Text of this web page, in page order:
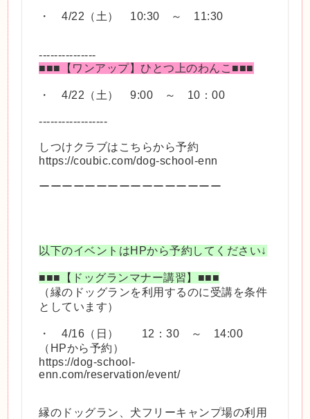
・ 4/22（土） 10:30 ～ 11:30
---------------
■■■【ワンアップ】ひとつ上のわんこ■■■
・ 4/22（土） 9:00 ～ 10：00
------------------
しつけクラブはこちらから予約
https://coubic.com/dog-school-enn
ーーーーーーーーーーーーーーーー
以下のイベントはHPから予約してください↓
■■■【ドッグランマナー講習】■■■
（縁のドッグランを利用するのに受講を条件
としています）
・ 4/16（日） 12：30 ～ 14:00
（HPから予約）
https://dog-school-
enn.com/reservation/event/
縁のドッグラン、犬フリーキャンプ場の利用